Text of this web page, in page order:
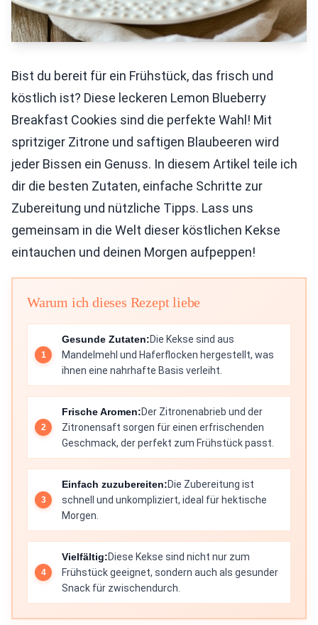
Bist du bereit für ein Frühstück, das frisch und
köstlich ist? Diese leckeren Lemon Blueberry
Breakfast Cookies sind die perfekte Wahl! Mit
spritziger Zitrone und saftigen Blaubeeren wird
jeder Bissen ein Genuss. In diesem Artikel teile ich
dir die besten Zutaten, einfache Schritte zur
Zubereitung und nützliche Tipps. Lass uns
gemeinsam in die Welt dieser köstlichen Kekse
eintauchen und deinen Morgen aufpeppen!
Warum ich dieses Rezept liebe
Gesunde Zutaten:Die Kekse sind aus
Mandelmehl und Haferflocken hergestellt, was
ihnen eine nahrhafte Basis verleiht.
Frische Aromen:Der Zitronenabrieb und der
Zitronensaft sorgen für einen erfrischenden
Geschmack, der perfekt zum Frühstück passt.
Einfach zuzubereiten:Die Zubereitung ist
schnell und unkompliziert, ideal für hektische
Morgen.
Vielfältig:Diese Kekse sind nicht nur zum
Frühstück geeignet, sondern auch als gesunder
Snack für zwischendurch.